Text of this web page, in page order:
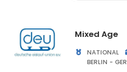
Mixed Age
NATIONAL
BERLIN - GER